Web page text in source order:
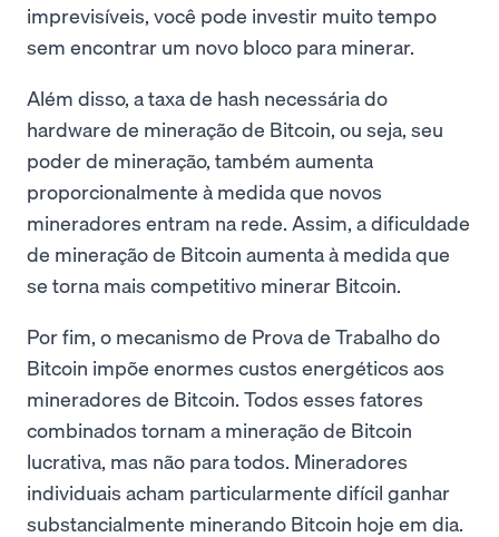
imprevisíveis, você pode investir muito tempo
sem encontrar um novo bloco para minerar.
Além disso, a taxa de hash necessária do
hardware de mineração de Bitcoin, ou seja, seu
poder de mineração, também aumenta
proporcionalmente à medida que novos
mineradores entram na rede. Assim, a dificuldade
de mineração de Bitcoin aumenta à medida que
se torna mais competitivo minerar Bitcoin.
Por fim, o mecanismo de Prova de Trabalho do
Bitcoin impõe enormes custos energéticos aos
mineradores de Bitcoin. Todos esses fatores
combinados tornam a mineração de Bitcoin
lucrativa, mas não para todos. Mineradores
individuais acham particularmente difícil ganhar
substancialmente minerando Bitcoin hoje em dia.